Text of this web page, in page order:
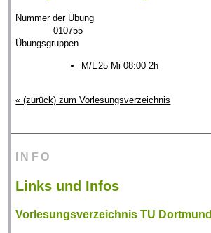
Nummer der Übung
010755
Übungsgruppen
M/E25 Mi 08:00 2h
« (zurück) zum Vorlesungsverzeichnis
INFO
Links und Infos
Vorlesungsverzeichnis TU Dortmund